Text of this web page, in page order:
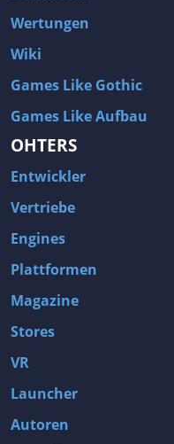
Wertungen
Wiki
Games Like Gothic
Games Like Aufbau
OHTERS
Entwickler
Vertriebe
Engines
Plattformen
Magazine
Stores
VR
Launcher
Autoren